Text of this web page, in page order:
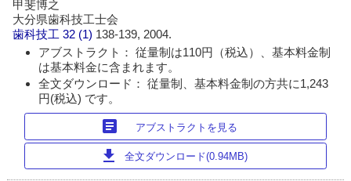
甲斐博之
大分県歯科技工士会
歯科技工 32 (1) 138-139, 2004.
アブストラクト： 従量制は110円（税込）、基本料金制
は基本料金に含まれます。
全文ダウンロード： 従量制、基本料金制の方共に1,243
円(税込) です。
article アブストラクトを見る
download 全文ダウンロード(0.94MB)